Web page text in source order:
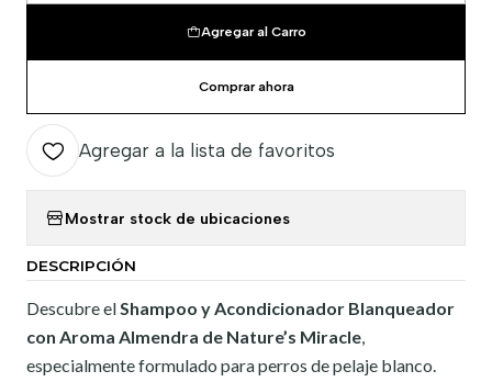
Agregar al Carro
Comprar ahora
Agregar a la lista de favoritos
Mostrar stock de ubicaciones
DESCRIPCIÓN
Descubre elShampoo y Acondicionador Blanqueador
con Aroma Almendra de Nature’s Miracle,
especialmente formulado para perros de pelaje blanco.